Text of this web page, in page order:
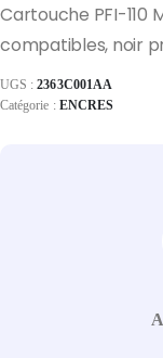
Cartouche PFI-110
compatibles, noir
UGS :2363C001AA
Catégorie : ENCRES